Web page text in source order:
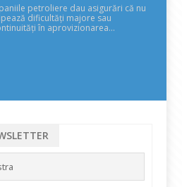
petroliere dau asigurări că nu
dificultăți majore sau
în aprovizionarea...